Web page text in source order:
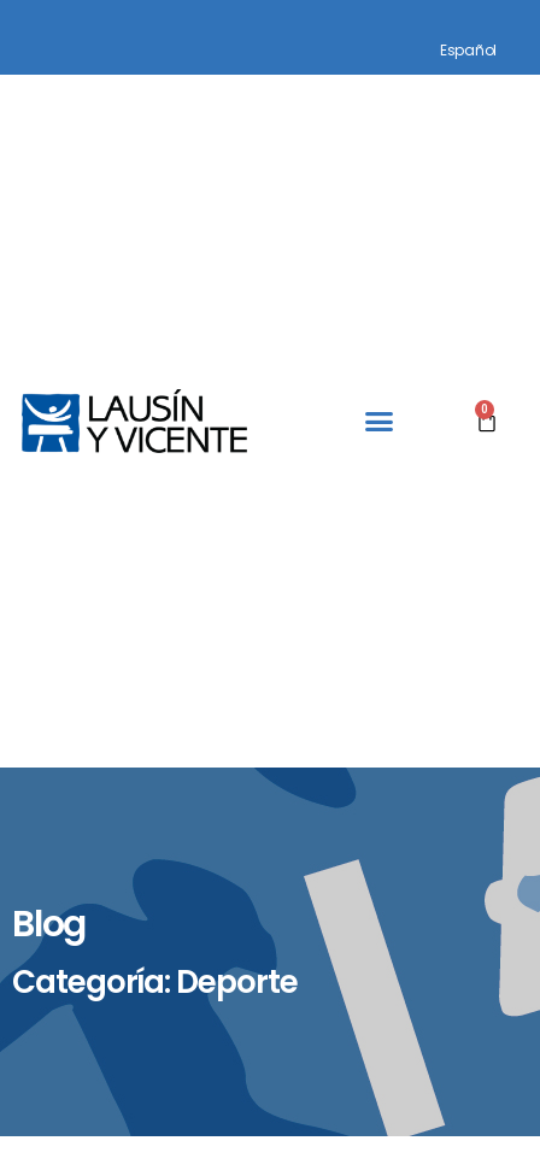
Español
0
Blog
Categoría: Deporte